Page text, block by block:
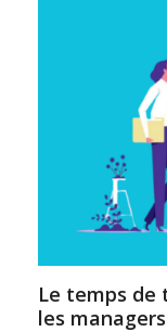
Le temps de
les managers